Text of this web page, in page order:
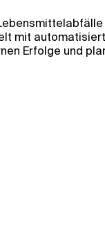
mit
Erfolge und